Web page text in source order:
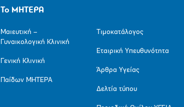
Το ΜΗΤΕΡΑ
Μαιευτική –
Γυναικολογική Κλινική
Γενική Κλινική
Παίδων ΜΗΤΕΡΑ
Τιμοκατάλογος
Εταιρική Υπευθυνότητα
Άρθρα Υγείας
Δελτία τύπου